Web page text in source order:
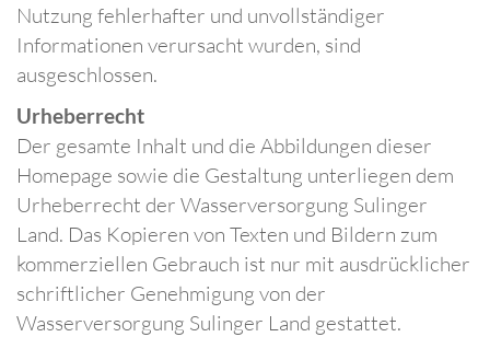
Nutzung fehlerhafter und unvollständiger
Informationen verursacht wurden, sind
ausgeschlossen.
Urheberrecht
Der gesamte Inhalt und die Abbildungen dieser
Homepage sowie die Gestaltung unterliegen dem
Urheberrecht der Wasserversorgung Sulinger
Land. Das Kopieren von Texten und Bildern zum
kommerziellen Gebrauch ist nur mit ausdrücklicher
schriftlicher Genehmigung von der
Wasserversorgung Sulinger Land gestattet.